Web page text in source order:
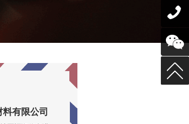
有限公司